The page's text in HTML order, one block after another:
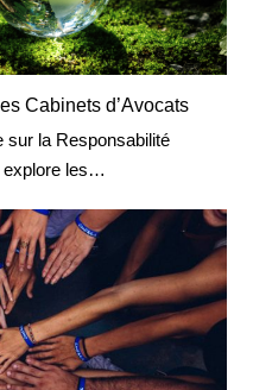
Cabinets d’Avocats
sur la Responsabilité
explore les…